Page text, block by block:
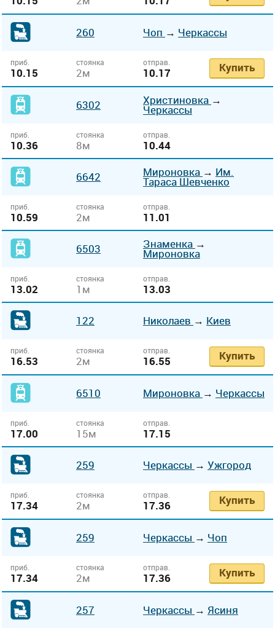
260 Чоп → Черкассы
приб.
10.15
стоянка
2м
отправ.
10.17 Купить
6302 Христиновка →
Черкассы
приб.
10.36
стоянка
8м
отправ.
10.44
6642 Мироновка → Им.
Тараса Шевченко
приб.
10.59
стоянка
2м
отправ.
11.01
6503 Знаменка →
Мироновка
приб.
13.02
стоянка
1м
отправ.
13.03
122 Николаев → Киев
приб.
16.53
стоянка
2м
отправ.
16.55 Купить
6510 Мироновка → Черкассы
приб.
17.00
стоянка
15м
отправ.
17.15
259 Черкассы → Ужгород
приб.
17.34
стоянка
2м
отправ.
17.36 Купить
259 Черкассы → Чоп
приб.
17.34
стоянка
2м
отправ.
17.36 Купить
257 Черкассы → Ясиня